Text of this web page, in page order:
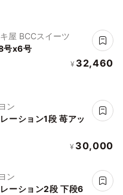
屋 BCCスイーツ
号x6号
¥ 32,460
ン
ーション1段 苺アッ
¥ 30,000
ン
ーション2段 下段6